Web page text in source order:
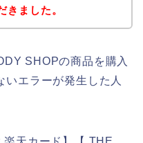
きました。
SHOPの商品を購入
いエラーが発生した人